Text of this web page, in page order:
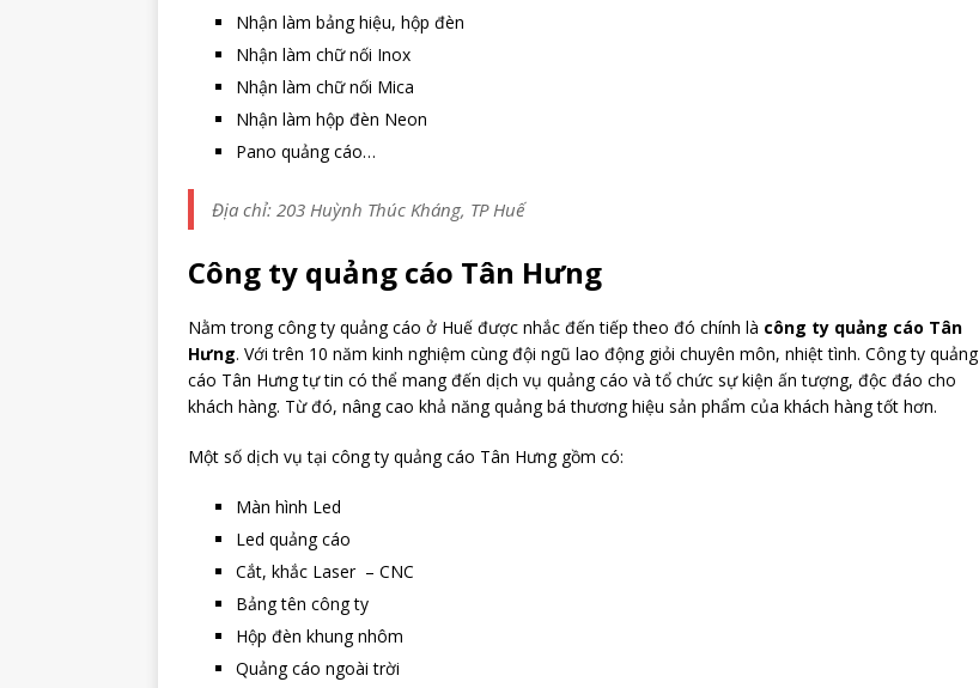
Nhận làm bảng hiệu, hộp đèn
Nhận làm chữ nối Inox
Nhận làm chữ nối Mica
Nhận làm hộp đèn Neon
Pano quảng cáo…
Địa chỉ: 203 Huỳnh Thúc Kháng, TP Huế
Công ty quảng cáo Tân Hưng
Nằm trong công ty quảng cáo ở Huế được nhắc đến tiếp theo đó chính là công ty quảng cáo Tân
Hưng. Với trên 10 năm kinh nghiệm cùng đội ngũ lao động giỏi chuyên môn, nhiệt tình. Công ty quảng
cáo Tân Hưng tự tin có thể mang đến dịch vụ quảng cáo và tổ chức sự kiện ấn tượng, độc đáo cho
khách hàng. Từ đó, nâng cao khả năng quảng bá thương hiệu sản phẩm của khách hàng tốt hơn.
Một số dịch vụ tại công ty quảng cáo Tân Hưng gồm có:
Màn hình Led
Led quảng cáo
Cắt, khắc Laser – CNC
Bảng tên công ty
Hộp đèn khung nhôm
Quảng cáo ngoài trời